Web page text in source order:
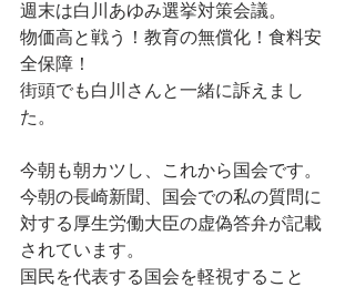
週末は白川あゆみ選挙対策会議。
物価高と戦う！教育の無償化！食料安
全保障！
街頭でも白川さんと一緒に訴えまし
た。
今朝も朝カツし、これから国会です。
今朝の長崎新聞、国会での私の質問に
対する厚生労働大臣の虚偽答弁が記載
されています。
国民を代表する国会を軽視すること